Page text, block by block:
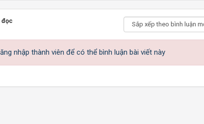
đọc
nhập thành viên để có thể bình luận bài viết này